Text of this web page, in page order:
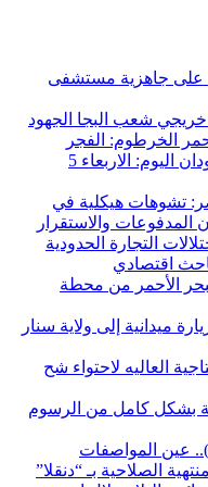
على جاهزية مستشفى
شعب البجا الجهود
الخرطوم: الفجر
أسعار العملات مقابل الجنيه السودان اليوم: الاربعاء 5
تشوهات هيكلية في
المدفوعات والاستقرار
التجارة الحدودية
اقتصادي
الأحمر من محطة
ميدانية إلى ولاية سنار
العاليه لاحتواء شح
بشكل كامل من الرسوم
استجابة سريعة عبر الرقم (5960).. عين المواصفات
الصلاحية بـ “دنقلا”